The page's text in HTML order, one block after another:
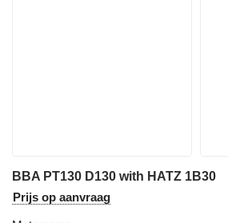
BBA PT130 D130 with HATZ 1B30
Prijs op aanvraag